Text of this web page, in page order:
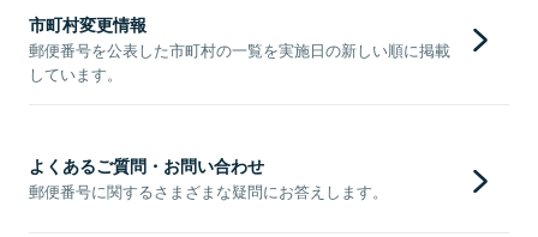
市町村変更情報
郵便番号を公表した市町村の一覧を実施日の新しい順に掲載
しています。
よくあるご質問・お問い合わせ
郵便番号に関するさまざまな疑問にお答えします。